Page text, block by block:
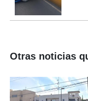
Otras noticias